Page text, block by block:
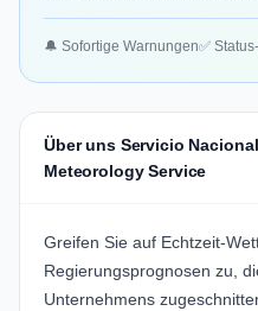
🔔 Sofortige Warnungen✅
Über uns Servicio
Meteorology Service
Greifen Sie auf Echtzeit-
Regierungsprognosen zu,
Unternehmens